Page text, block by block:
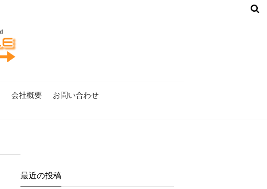
会社概要 お問い合わせ
最近の投稿